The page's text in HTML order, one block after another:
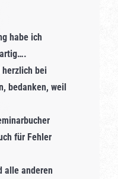
habe ich
bei
bedanken, weil
für Fehler
alle anderen